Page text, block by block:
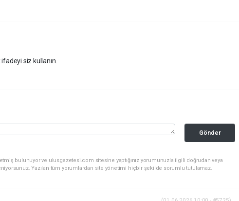
siz kullanın.
Gönder
bulunuyor ve ulusgazetesi.com sitesine yaptığınız yorumunuzla ilgili doğrudan veya
Yazılan tüm yorumlardan site yönetimi hiçbir şekilde sorumlu tutulamaz.